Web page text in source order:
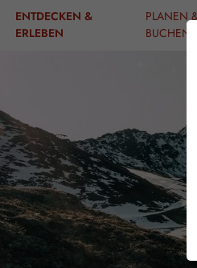
ENTDECKEN &
ERLEBEN
PLANEN
BUCHEN